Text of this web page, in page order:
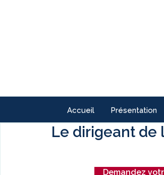
Accueil Présentation
Le dirigeant de
Demandez